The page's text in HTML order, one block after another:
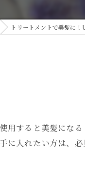
トリートメントで美髪に
すると美髪になる
に入れたい方は、必